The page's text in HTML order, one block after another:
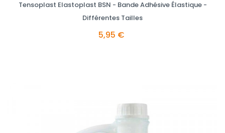
Tensoplast Elastoplast BSN - Bande Adhésive Élastique -
Différentes Tailles
5,95 €